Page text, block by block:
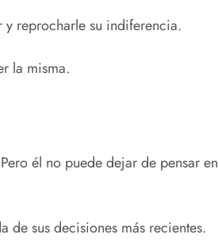
y reprocharle su indiferencia.
la misma.
él no puede dejar de pensar en
de sus decisiones más recientes.